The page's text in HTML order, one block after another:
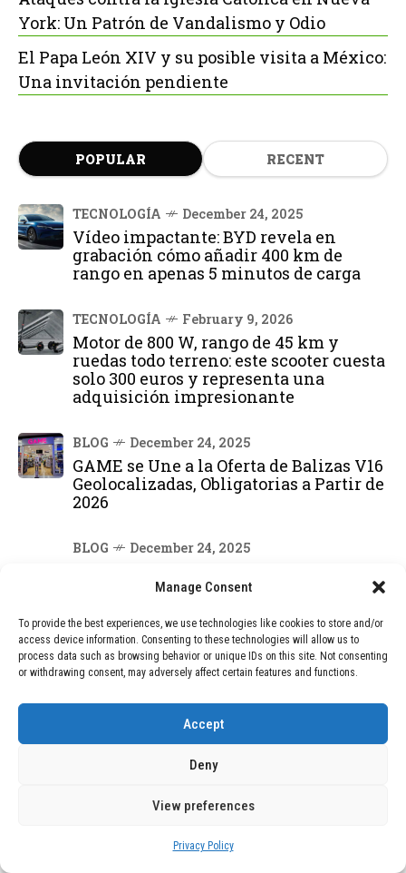
Manage Consent
To provide the best experiences, we use technologies like cookies to store and/or
access device information. Consenting to these technologies will allow us to
process data such as browsing behavior or unique IDs on this site. Not consenting
or withdrawing consent, may adversely affect certain features and functions.
Accept
Deny
View preferences
Privacy Policy
York: Un Patrón de Vandalismo y Odio
El Papa León XIV y su posible visita a México:
Una invitación pendiente
POPULAR RECENT
TECNOLOGÍA December 24, 2025
Vídeo impactante: BYD revela en
grabación cómo añadir 400 km de
rango en apenas 5 minutos de carga
TECNOLOGÍA February 9, 2026
Motor de 800 W, rango de 45 km y
ruedas todo terreno: este scooter cuesta
solo 300 euros y representa una
adquisición impresionante
BLOG December 24, 2025
GAME se Une a la Oferta de Balizas V16
Geolocalizadas, Obligatorias a Partir de
2026
BLOG December 24, 2025
de Ancianos de Pensilvania Deja al
DEAL OF THE MONTH
01
Vídeo impactante: BYD revela en
en apenas 5 minutos de carga
Motor de 800 W, rango de 45 km y